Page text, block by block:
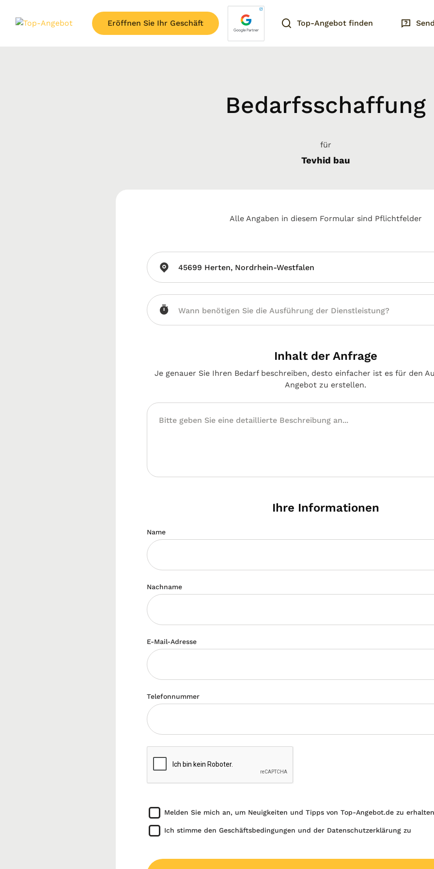
Eröffnen Sie Ihr Geschäft Top-Angebot finden
Bedarfsschaffung
für
Tevhid bau
Alle Angaben in diesem Formular sind Pflichtfelder
45699 Herten, Nordrhein-Westfalen
Inhalt der Anfrage
Je genauer Sie Ihren Bedarf beschreiben, desto einfacher ist es für den
Angebot zu erstellen.
Ihre Informationen
Name
Nachname
E-Mail-Adresse
Telefonnummer
Melden Sie mich an, um Neuigkeiten und Tipps von Top-Angebot.de zu erhalten
Ich stimme den Geschäftsbedingungen und der Datenschutzerklärung zu